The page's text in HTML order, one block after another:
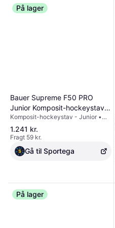
På lager
Bauer Supreme F50 PRO
Junior Komposit-hockeystav
P28 (Giroux) venstre hånd
ned, flex 50
Komposit-hockeystav - Junior •
Professionel • Flex (hårdhed): 50 -
40 • Samlet længde: 131 cm (flex
40), 131 cm (flex 50) • medium
sparkpunkt • Skaftets
profilgeometri: Hybrid skaftform •
1.241 kr.
Fragt 59 kr.
Gå til Sportega
På lager